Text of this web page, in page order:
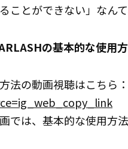
ことができない」なん
の基本的な使用
法の動画視聴はこちら：
では、基本的な使用方